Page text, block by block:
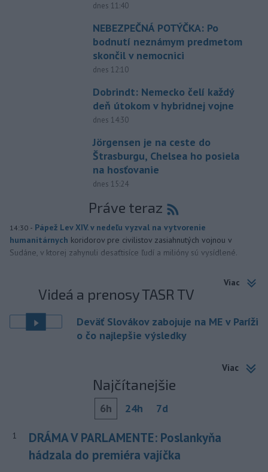
dnes 11:40
NEBEZPEČNÁ POTÝČKA: Po
bodnutí neznámym predmetom
skončil v nemocnici
dnes 12:10
Dobrindt: Nemecko čelí každý
deň útokom v hybridnej vojne
dnes 14:30
Jörgensen je na ceste do
Štrasburgu, Chelsea ho posiela
na hosťovanie
dnes 15:24
Práve teraz
14:30 - Pápež Lev XIV. v nedeľu vyzval na vytvorenie
humanitárnych koridorov pre civilistov zasiahnutých vojnou v
Sudáne, v ktorej zahynuli desaťtisíce ľudí a milióny sú vysídlené.
Viac
Videá a prenosy TASR TV
Deväť Slovákov zabojuje na ME v Paríži
o čo najlepšie výsledky
Viac
Najčítanejšie
6h 24h 7d
1
DRÁMA V PARLAMENTE: Poslankyňa
hádzala do premiéra vajíčka